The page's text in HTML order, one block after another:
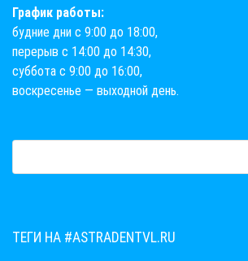
График работы:
будние дни с 9:00 до 18:00,
перерыв с 14:00 до 14:30,
суббота с 9:00 до 16:00,
воскресенье — выходной день.
ТЕГИ НА #ASTRADENTVL.RU